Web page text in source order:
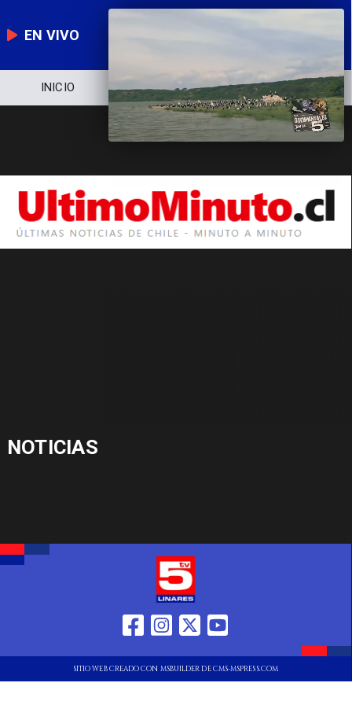
EN VIVO
INICIO NOTICIERO POLÍTICA
NOTICIAS
SITIO WEB CREADO CON MSBUILDER DE CMS-MSPRESS.COM